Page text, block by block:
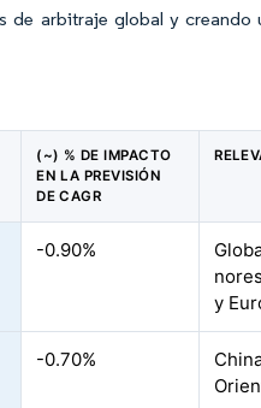
de arbitraje global y
(~) % DE IMPACTO
EN LA PREVISIÓN
DE CAGR
-0.90%
y
-0.70%